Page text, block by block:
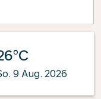
9 Aug. 2026